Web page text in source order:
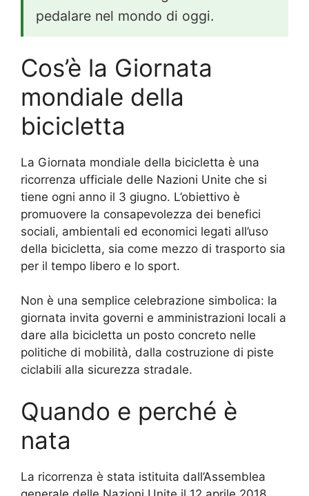
pedalare nel mondo di oggi.
Cos’è la Giornata
mondiale della
bicicletta
La Giornata mondiale della bicicletta è una
ricorrenza ufficiale delle Nazioni Unite che si
tiene ogni anno il 3 giugno. L’obiettivo è
promuovere la consapevolezza dei benefici
sociali, ambientali ed economici legati all’uso
della bicicletta, sia come mezzo di trasporto sia
per il tempo libero e lo sport.
Non è una semplice celebrazione simbolica: la
giornata invita governi e amministrazioni locali a
dare alla bicicletta un posto concreto nelle
politiche di mobilità, dalla costruzione di piste
ciclabili alla sicurezza stradale.
Quando e perché è
nata
La ricorrenza è stata istituita dall’Assemblea